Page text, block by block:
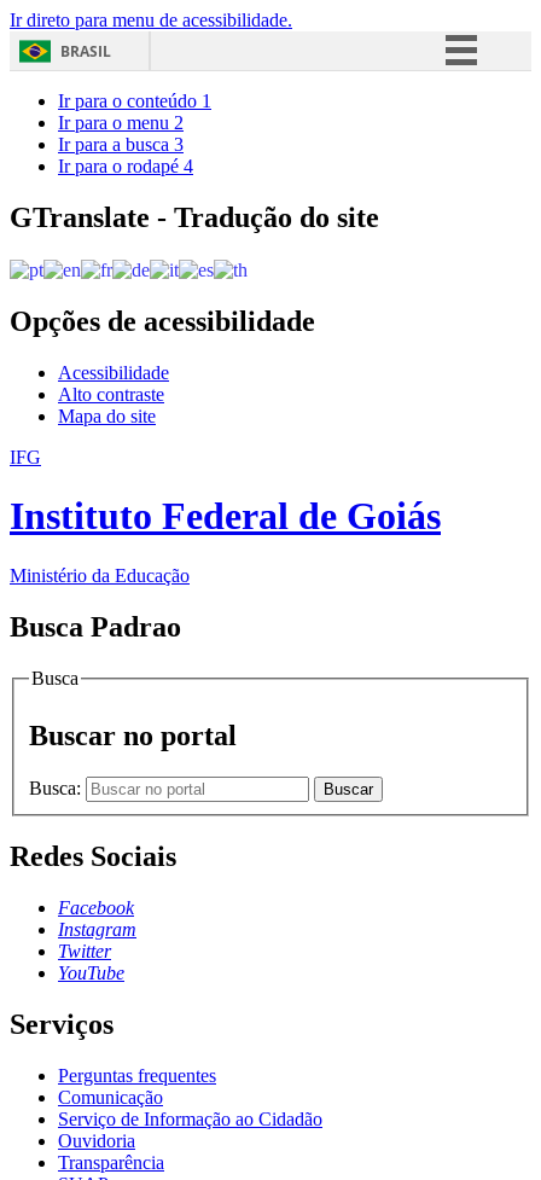
Ir direto para menu de acessibilidade.
BRASIL
Acesso à informação
Ir para o conteúdo 1
Ir para o menu 2
Ir para a busca 3
Ir para o rodapé 4
GTranslate - Tradução do site
Opções de acessibilidade
Acessibilidade
Alto contraste
Mapa do site
IFG
Instituto Federal de Goiás
Ministério da Educação
Busca Padrao
Busca
Buscar no portal
Busca: Buscar
Redes Sociais
Facebook
Instagram
Twitter
YouTube
Serviços
Perguntas frequentes
Comunicação
Serviço de Informação ao Cidadão
Ouvidoria
Transparência